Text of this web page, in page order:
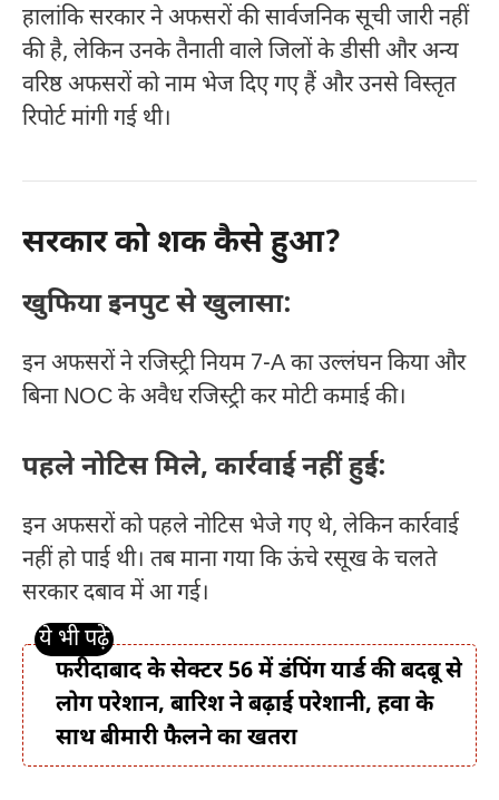
हालांकि सरकार ने अफसरों की सार्वजनिक सूची जारी नहीं
की है, लेकिन उनके तैनाती वाले जिलों के डीसी और अन्य
वरिष्ठ अफसरों को नाम भेज दिए गए हैं और उनसे विस्तृत
रिपोर्ट मांगी गई थी।
सरकार को शक कैसे हुआ?
खुफिया इनपुट से खुलासा:
इन अफसरों ने रजिस्ट्री नियम 7-A का उल्लंघन किया और
बिना NOC के अवैध रजिस्ट्री कर मोटी कमाई की।
पहले नोटिस मिले, कार्रवाई नहीं हुई:
इन अफसरों को पहले नोटिस भेजे गए थे, लेकिन कार्रवाई
नहीं हो पाई थी। तब माना गया कि ऊंचे रसूख के चलते
सरकार दबाव में आ गई।
फरीदाबाद के सेक्टर 56 में डंपिंग यार्ड की बदबू से
लोग परेशान, बारिश ने बढ़ाई परेशानी, हवा के
साथ बीमारी फैलने का खतरा